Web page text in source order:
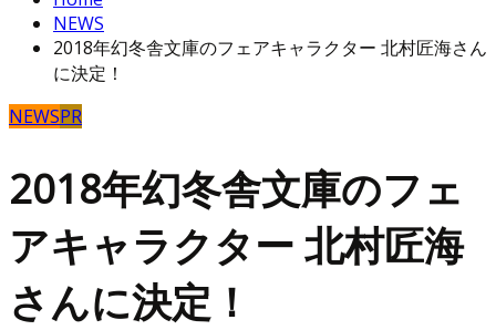
NEWS
2018年幻冬舎文庫のフェアキャラクター 北村匠海さん
に決定！
NEWSPR
2018年幻冬舎文庫のフェ
アキャラクター 北村匠海
さんに決定！